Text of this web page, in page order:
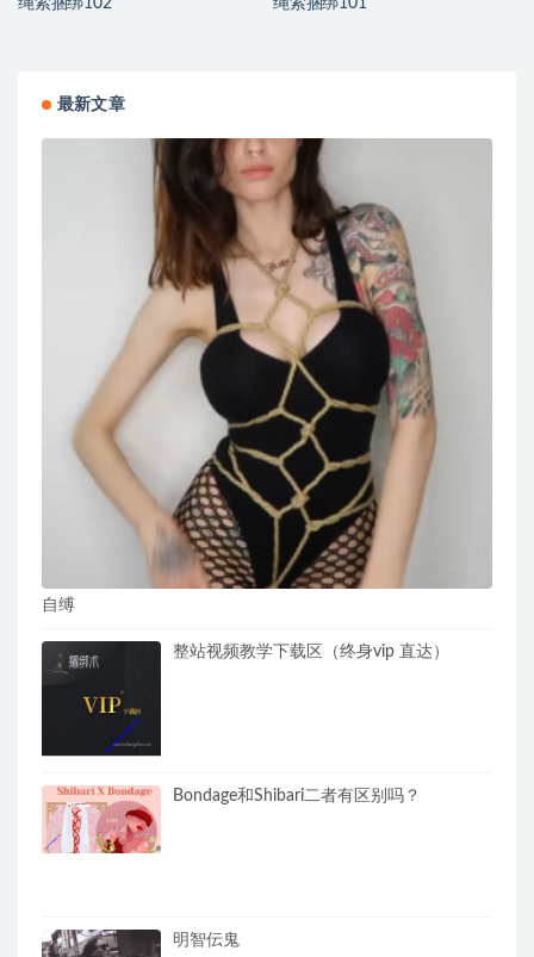
绳索捆绑102 绳索捆绑101
最新文章
自缚
整站视频教学下载区（终身vip 直达）
Bondage和Shibari二者有区别吗？
明智伝鬼